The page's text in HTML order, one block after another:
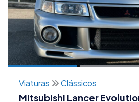
Viaturas Clássicos
Mitsubishi Lancer